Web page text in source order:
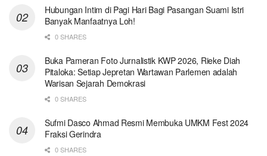
Hubungan Intim di Pagi Hari Bagi Pasangan Suami Istri
Banyak Manfaatnya Loh!
0 SHARES
Buka Pameran Foto Jurnalistik KWP 2026, Rieke Diah
Pitaloka: Setiap Jepretan Wartawan Parlemen adalah
Warisan Sejarah Demokrasi
0 SHARES
Sufmi Dasco Ahmad Resmi Membuka UMKM Fest 2024
Fraksi Gerindra
0 SHARES